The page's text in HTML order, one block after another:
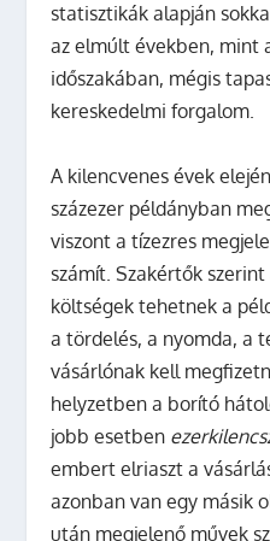
statisztikák alapján
az elmúlt években, mint
időszakában, mégis
kereskedelmi forgalom.
A kilencvenes évek
százezer példányban
viszont a tízezres
számít. Szakértők
költségek tehetnek a
a tördelés, a nyomda, a
vásárlónak kell
helyzetben a borító
jobb esetben
embert elriaszt a
azonban van egy másik
után megjelenő művek